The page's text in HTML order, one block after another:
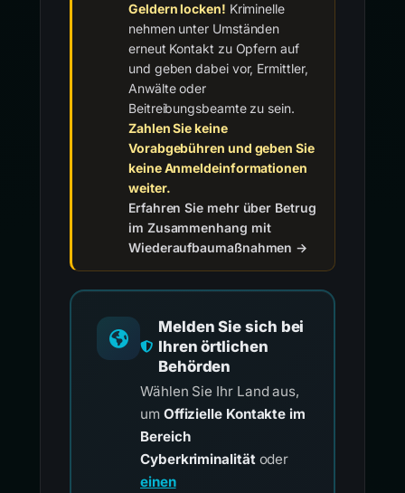
Geldern locken! Kriminelle
nehmen unter Umständen
erneut Kontakt zu Opfern auf
und geben dabei vor, Ermittler,
Anwälte oder
Beitreibungsbeamte zu sein.
Zahlen Sie keine
Vorabgebühren und geben Sie
keine Anmeldeinformationen
weiter.
Erfahren Sie mehr über Betrug
im Zusammenhang mit
Wiederaufbaumaßnahmen →
Melden Sie sich bei
Ihren örtlichen
Behörden
Wählen Sie Ihr Land aus,
um Offizielle Kontakte im
Bereich
Cyberkriminalitätoder
einen